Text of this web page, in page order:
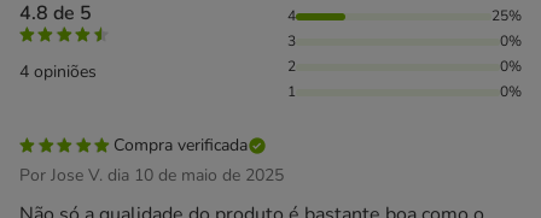
4.8 de 5
4 opiniões
4
25%
3
0%
2
0%
1
0%
Compra verificada
Por Jose V. dia 10 de maio de 2025